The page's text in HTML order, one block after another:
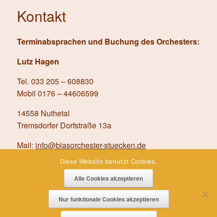
Kontakt
Terminabsprachen und Buchung des Orchesters:
Lutz Hagen
Tel. 033 205 – 608830
Mobil 0176 – 44606599
14558 Nuthetal
Tremsdorfer Dorfstraße 13a
Mail: info@blasorchester-stuecken.de
Impressum|Datenschutz
Diese Website benutzt Cookies.
Alle Cookies akzeptieren
Nur funktionale Cookies akzeptieren